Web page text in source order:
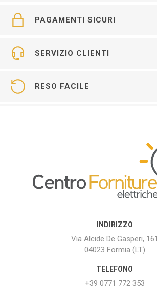
PAGAMENTI SICURI
SERVIZIO CLIENTI
RESO FACILE
INDIRIZZO
Via Alcide De Gasperi, 161
04023 Formia (LT)
TELEFONO
+39 0771 772 353